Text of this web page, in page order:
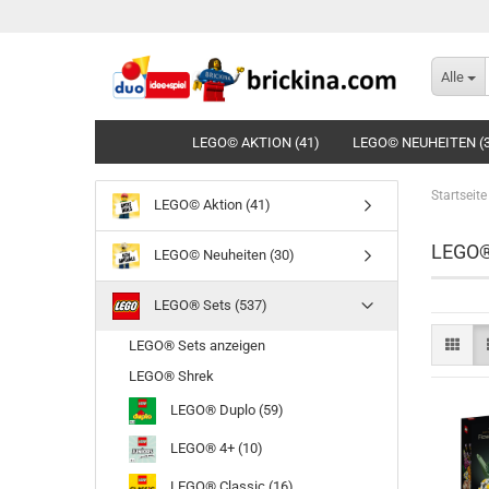
Alle
LEGO© AKTION (41) LEGO© NEUHEITEN
Startseite
LEGO© Aktion (41)
LEGO© Neuheiten (30)
LEGO® Sets (537)
LEGO® Sets anzeigen
LEGO® Shrek
LEGO® Duplo (59)
LEGO® 4+ (10)